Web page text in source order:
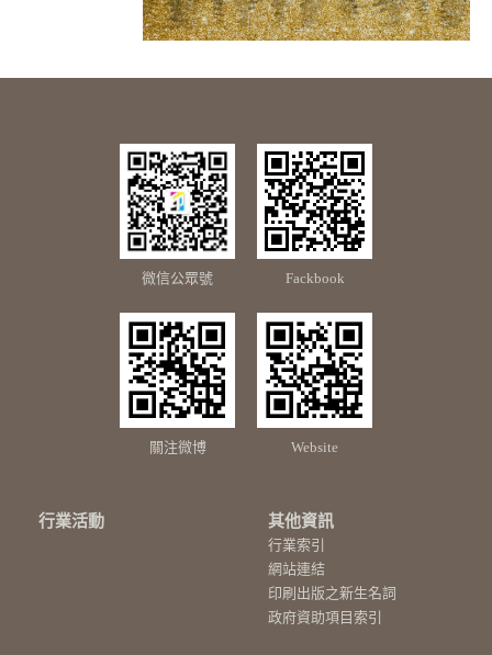
微信公眾號 Fackbook
關注微博 Website
行業活動 其他資訊
行業索引
網站連結
印刷出版之新生名詞
政府資助項目索引